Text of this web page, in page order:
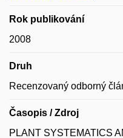
Rok publikování
2008
Druh
Recenzovaný odborný
Časopis / Zdroj
PLANT SYSTEMATICS